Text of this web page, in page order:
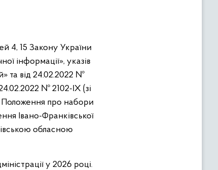
4, 15 Закону України
інформації», указів
та від 24.02.2022 №
№ 2102-ІХ (зі
Положення про набори
Івано-Франківської
обласною
у 2026 році.